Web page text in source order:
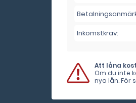
Inkomstkrav:
Att låna
Om du inte
nya lån. För